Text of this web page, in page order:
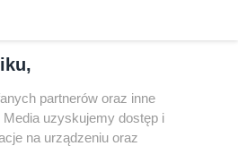
poprzedniej strony
partnerów oraz inne
uzyskujemy dostęp i
na urządzeniu oraz